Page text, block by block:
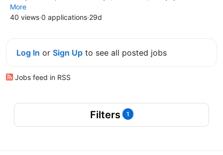
More
40 views·0 applications·29d
Log In or Sign Up to see all posted jobs
Jobs feed in RSS
Filters 1